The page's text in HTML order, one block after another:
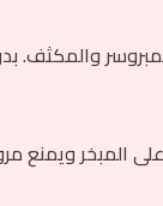
والمكثف.
المبخر ويمنع